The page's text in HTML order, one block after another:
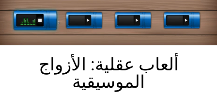
ألعاب عقلية: الأزواج
الموسيقية